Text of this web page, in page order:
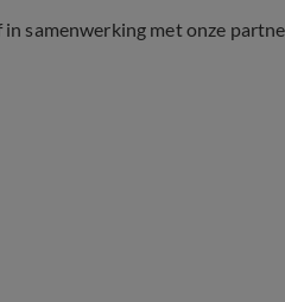
samenwerking met onze